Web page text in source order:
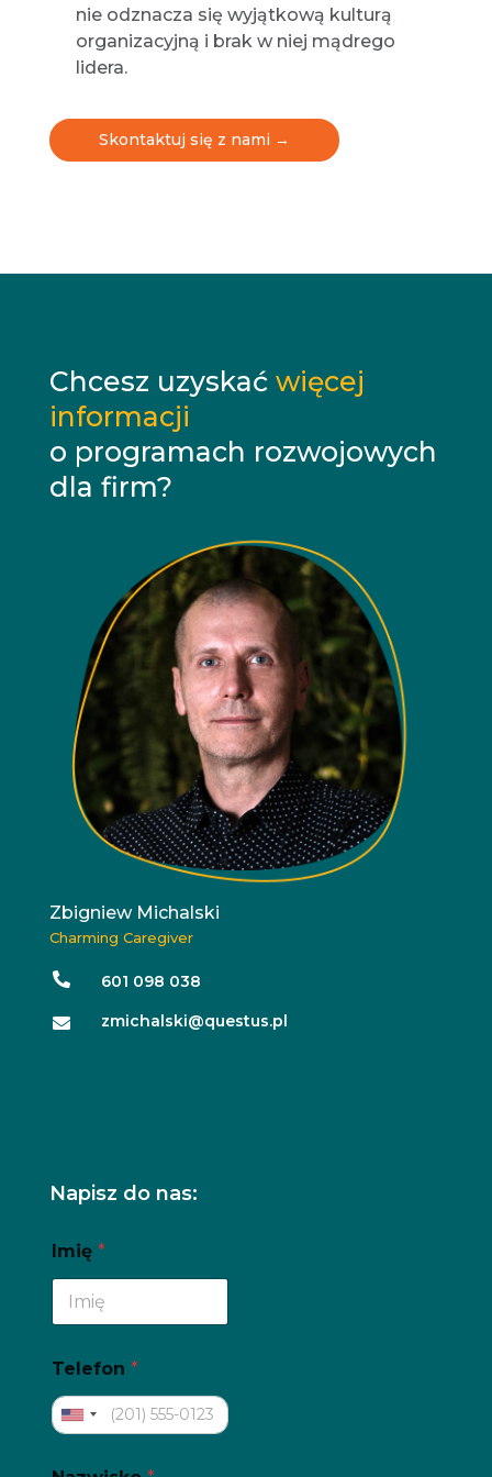
nie odznacza się wyjątkową kulturą
organizacyjną i brak w niej mądrego
lidera.
Skontaktuj się z nami →
Chcesz uzyskać więcej
informacji
o programach rozwojowych
dla firm?
Zbigniew Michalski
Charming Caregiver
 601 098 038
 zmichalski@questus.pl
Napisz do nas:
Imię *
Telefon *
U
i